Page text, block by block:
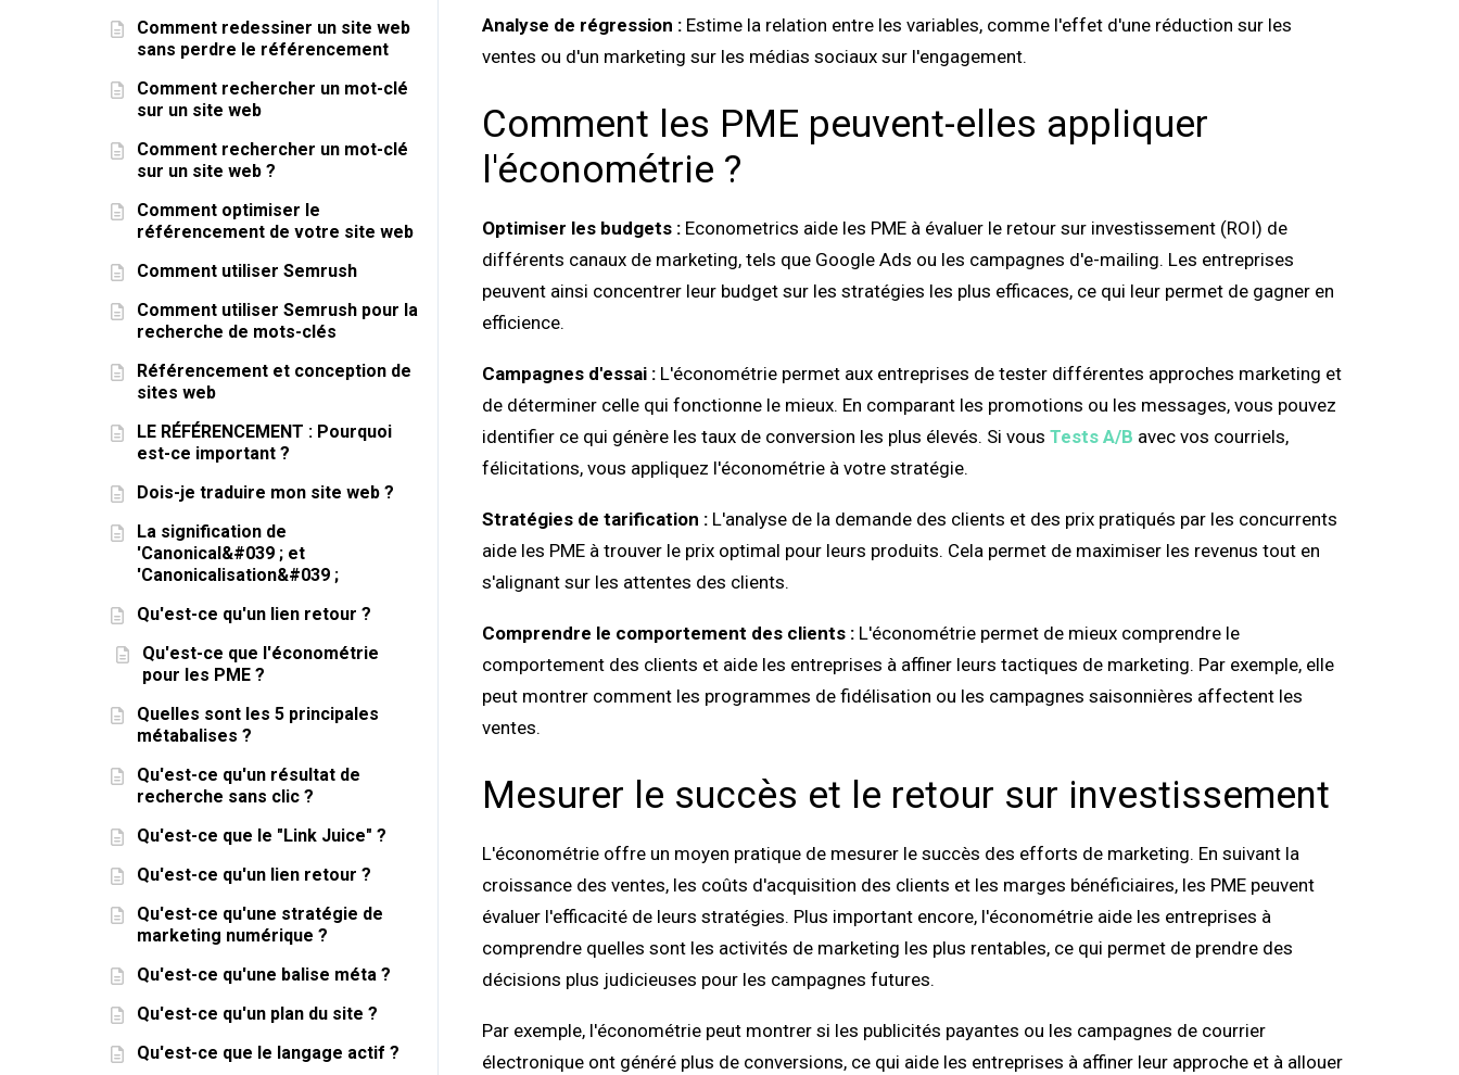
Comment redessiner un site web
sans perdre le référencement
Comment rechercher un mot-clé
sur un site web
Comment rechercher un mot-clé
sur un site web ?
Comment optimiser le
référencement de votre site web
Comment utiliser Semrush
Comment utiliser Semrush pour la
recherche de mots-clés
Référencement et conception de
sites web
LE RÉFÉRENCEMENT : Pourquoi
est-ce important ?
Dois-je traduire mon site web ?
La signification de
'Canonical&#039 ; et
'Canonicalisation&#039 ;
Qu'est-ce qu'un lien retour ?
Qu'est-ce que l'économétrie
pour les PME ?
Quelles sont les 5 principales
métabalises ?
Qu'est-ce qu'un résultat de
recherche sans clic ?
Qu'est-ce que le "Link Juice" ?
Qu'est-ce qu'un lien retour ?
Qu'est-ce qu'une stratégie de
marketing numérique ?
Qu'est-ce qu'une balise méta ?
Qu'est-ce qu'un plan du site ?
Qu'est-ce que le langage actif ?
Analyse de régression : Estime la relation entre les variables, comme l'effet d'une réduction sur les
ventes ou d'un marketing sur les médias sociaux sur l'engagement.
Comment les PME peuvent-elles appliquer
l'économétrie ?
Optimiser les budgets : Econometrics aide les PME à évaluer le retour sur investissement (ROI) de
différents canaux de marketing, tels que Google Ads ou les campagnes d'e-mailing. Les entreprises
peuvent ainsi concentrer leur budget sur les stratégies les plus efficaces, ce qui leur permet de gagner en
efficience.
Campagnes d'essai : L'économétrie permet aux entreprises de tester différentes approches marketing et
de déterminer celle qui fonctionne le mieux. En comparant les promotions ou les messages, vous pouvez
identifier ce qui génère les taux de conversion les plus élevés. Si vous Tests A/B avec vos courriels,
félicitations, vous appliquez l'économétrie à votre stratégie.
Stratégies de tarification : L'analyse de la demande des clients et des prix pratiqués par les concurrents
aide les PME à trouver le prix optimal pour leurs produits. Cela permet de maximiser les revenus tout en
s'alignant sur les attentes des clients.
Comprendre le comportement des clients : L'économétrie permet de mieux comprendre le
comportement des clients et aide les entreprises à affiner leurs tactiques de marketing. Par exemple, elle
peut montrer comment les programmes de fidélisation ou les campagnes saisonnières affectent les
ventes.
Mesurer le succès et le retour sur investissement
L'économétrie offre un moyen pratique de mesurer le succès des efforts de marketing. En suivant la
croissance des ventes, les coûts d'acquisition des clients et les marges bénéficiaires, les PME peuvent
évaluer l'efficacité de leurs stratégies. Plus important encore, l'économétrie aide les entreprises à
comprendre quelles sont les activités de marketing les plus rentables, ce qui permet de prendre des
décisions plus judicieuses pour les campagnes futures.
Par exemple, l'économétrie peut montrer si les publicités payantes ou les campagnes de courrier
électronique ont généré plus de conversions, ce qui aide les entreprises à affiner leur approche et à allouer